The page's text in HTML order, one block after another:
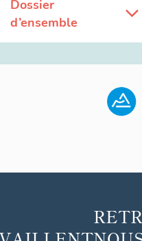
Dossier
d’ensemble